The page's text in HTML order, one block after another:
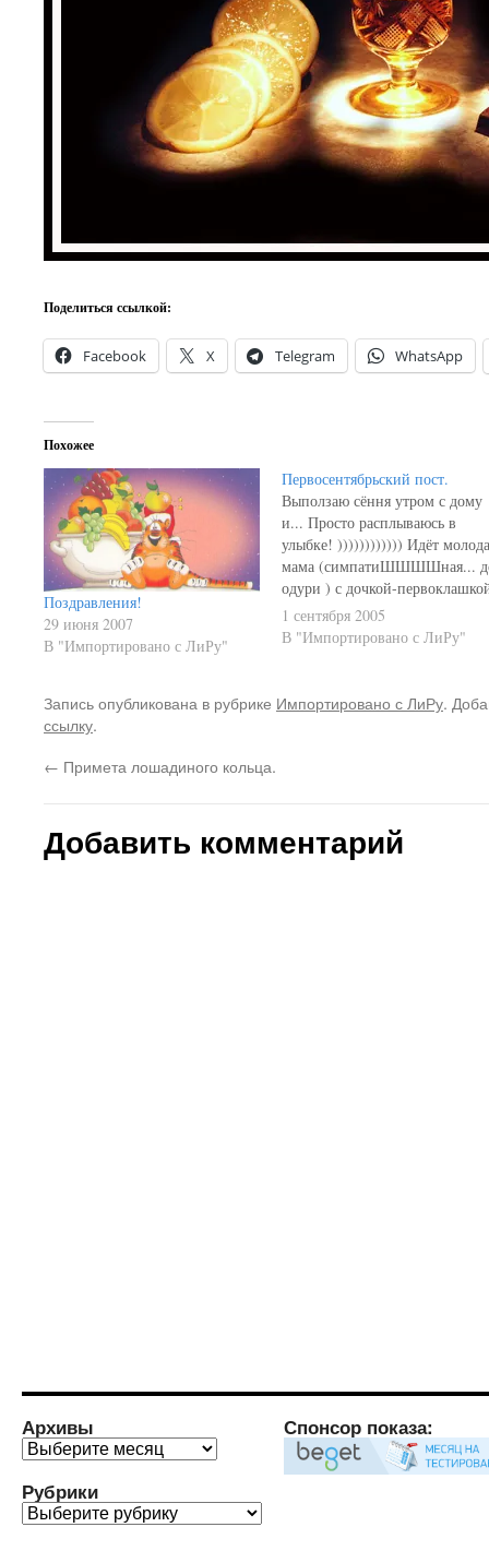
Поделиться ссылкой:
Facebook X Telegram WhatsApp
Похожее
Поздравления!
29 июня 2007
В "Импортировано с ЛиРу"
Первосентябрьский пост.
Выползаю сёння утром с дому
и... Просто расплываюсь в
улыбке! )))))))))))) Идёт
мама (симпатиШШШШная...
одури ) с дочкой-
Эта кроха вся Ф бантиках, с
хвастиками и с букетом чего-
что явно теряется на её фоне! :)
на морде до работы и…
1 сентября 2005
В "Импортировано с ЛиРу"
Запись опубликована в рубрике Импортировано с ЛиРу.
ссылку.
← Примета лошадиного кольца.
Добавить комментарий
Архивы
Архивы
Рубрики
Рубрики
Спонсор показа: